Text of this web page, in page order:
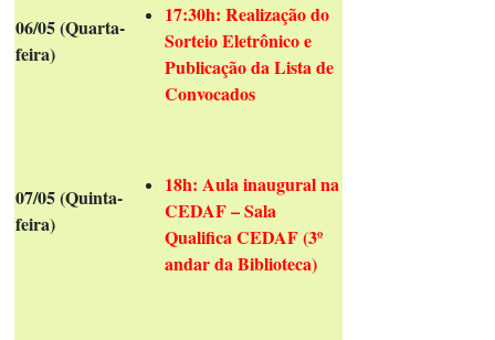
06/05 (Quarta-
feira)
17:30h: Realização do
Sorteio Eletrônico e
Publicação da Lista de
Convocados
07/05 (Quinta-
feira)
18h: Aula inaugural na
CEDAF – Sala
Qualifica CEDAF (3º
andar da Biblioteca)